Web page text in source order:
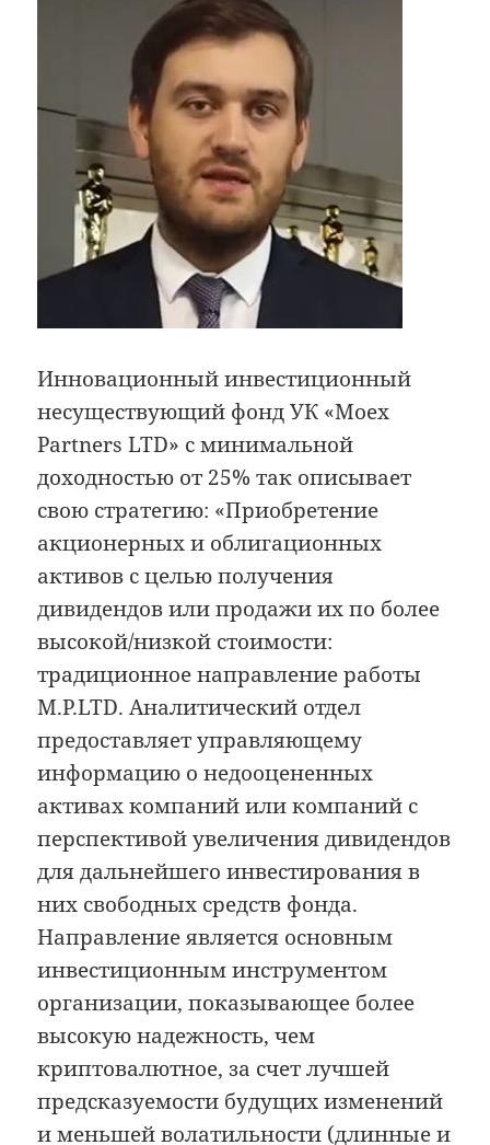
Инновационный инвестиционный
несуществующий фонд УК «Moex
Partners LTD» с минимальной
доходностью от 25% так описывает
свою стратегию: «Приобретение
акционерных и облигационных
активов с целью получения
дивидендов или продажи их по более
высокой/низкой стоимости:
традиционное направление работы
M.P.LTD. Аналитический отдел
предоставляет управляющему
информацию о недооцененных
активах компаний или компаний с
перспективой увеличения дивидендов
для дальнейшего инвестирования в
них свободных средств фонда.
Направление является основным
инвестиционным инструментом
организации, показывающее более
высокую надежность, чем
криптовалютное, за счет лучшей
предсказуемости будущих изменений
и меньшей волатильности (длинные и